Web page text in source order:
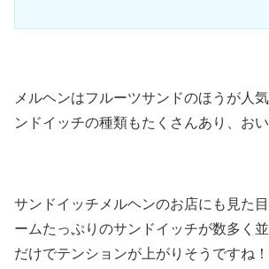
メルヘンはフルーツサンドのほうが人
ンドイッチの種類もたくさんあり、お
サンドイッチメルヘンのお店にも見た
ームたっぷりのサンドイッチが数多く
だけでテンションが上がりそうですね！